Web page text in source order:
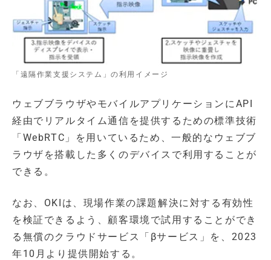
「遠隔作業支援システム」の利用イメージ
ウェブブラウザやモバイルアプリケーションにAPI
経由でリアルタイム通信を提供するための標準技術
「WebRTC」を用いているため、一般的なウェブブ
ラウザを搭載した多くのデバイスで利用することが
できる。
なお、OKIは、現場作業の課題解決に対する有効性
を検証できるよう、顧客環境で試用することができ
る無償のクラウドサービス「βサービス」を、2023
年10月より提供開始する。